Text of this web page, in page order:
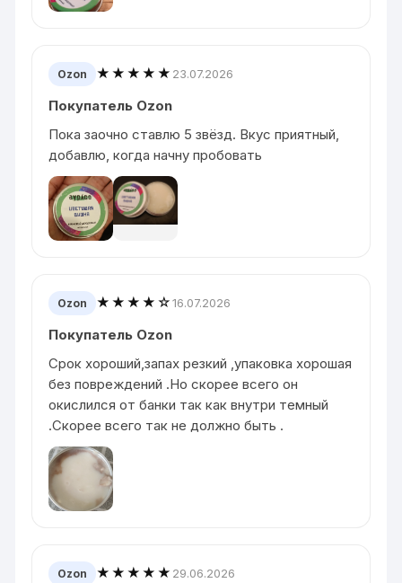
Ozon ★★★★★ 23.07.2026
Покупатель Ozon
Пока заочно ставлю 5 звёзд. Вкус приятный,
добавлю, когда начну пробовать
Ozon ★★★★☆16.07.2026
Покупатель Ozon
Срок хороший,запах резкий ,упаковка хорошая
без повреждений .Но скорее всего он
окислился от банки так как внутри темный
.Скорее всего так не должно быть .
Ozon ★★★★★ 29.06.2026